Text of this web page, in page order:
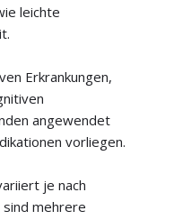
leichte
Erkrankungen,
angewendet
vorliegen.
je nach
mehrere